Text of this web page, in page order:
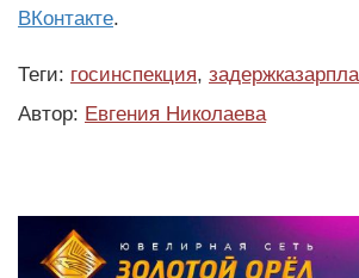
ВКонтакте.
Теги: госинспекция,
Автор: Евгения Николаева